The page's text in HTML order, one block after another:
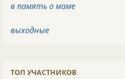
в память о маме
выходные
ТОП УЧАСТНИКОВ